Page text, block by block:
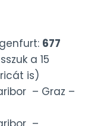
677
a 15
is)
– Graz –